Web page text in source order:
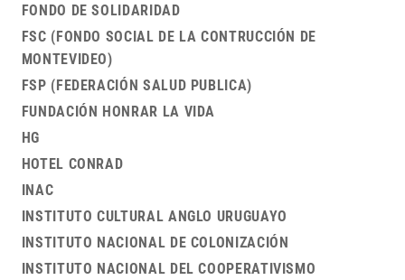
FONDO DE SOLIDARIDAD
FSC (FONDO SOCIAL DE LA CONTRUCCIÓN DE
MONTEVIDEO)
FSP (FEDERACIÓN SALUD PUBLICA)
FUNDACIÓN HONRAR LA VIDA
HG
HOTEL CONRAD
INAC
INSTITUTO CULTURAL ANGLO URUGUAYO
INSTITUTO NACIONAL DE COLONIZACIÓN
INSTITUTO NACIONAL DEL COOPERATIVISMO